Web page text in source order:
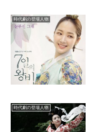
時代劇の登場人物
時代劇の登場人物